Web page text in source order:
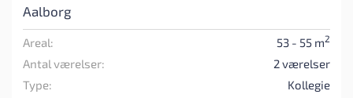
Aalborg
Areal: 53 - 55 m2
Antal værelser:
2 værelser
Type:
Kollegie